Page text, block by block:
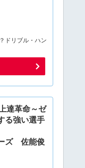
ドリブル・ハン
達革命～ゼ
る強い選手
ズ 佐能俊